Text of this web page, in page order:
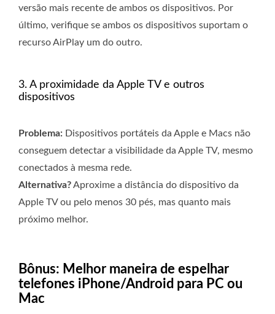
versão mais recente de ambos os dispositivos. Por
último, verifique se ambos os dispositivos suportam o
recurso AirPlay um do outro.
3. A proximidade da Apple TV e outros
dispositivos
Problema: Dispositivos portáteis da Apple e Macs não
conseguem detectar a visibilidade da Apple TV, mesmo
conectados à mesma rede.
Alternativa?Aproxime a distância do dispositivo da
Apple TV ou pelo menos 30 pés, mas quanto mais
próximo melhor.
Bônus: Melhor maneira de espelhar
telefones iPhone/Android para PC ou
Mac